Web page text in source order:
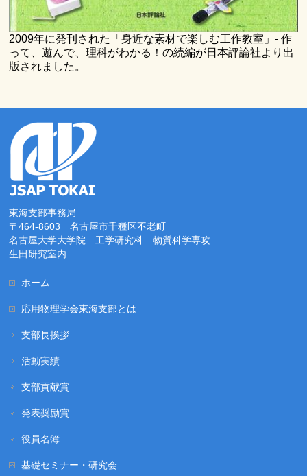
2009年に発刊された「身近な素材で楽しむ工作教室」- 作
って、遊んで、理科がわかる！の続編が日本評論社より出
版されました。
東海支部事務局
〒464-8603 名古屋市千種区不老町
名古屋大学大学院 工学研究科 物質科学専攻
生田研究室内
ホーム
応用物理学会東海支部とは
支部長挨拶
活動実績
支部貢献賞
発表奨励賞
役員名簿
基礎セミナー・研究会